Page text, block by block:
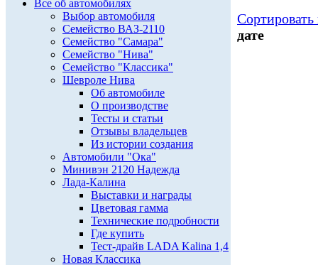
Все об автомобилях
Выбор автомобиля
Семейство ВАЗ-2110
Семейство "Самара"
Семейство "Нива"
Семейство "Классика"
Шевроле Нива
Об автомобиле
О производстве
Тесты и статьи
Отзывы владельцев
Из истории создания
Автомобили "Ока"
Минивэн 2120 Надежда
Лада-Калина
Выставки и награды
Цветовая гамма
Технические подробности
Где купить
Тест-драйв LADA Kalina 1,4
Новая Классика
дате